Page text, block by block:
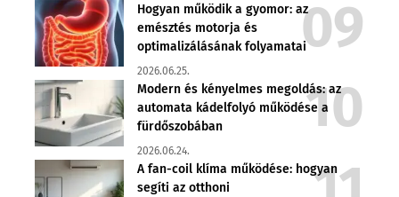
Hogyan működik a gyomor: az
emésztés motorja és
optimalizálásának folyamatai
2026.06.25.
Modern és kényelmes megoldás: az
automata kádelfolyó működése a
fürdőszobában
2026.06.24.
A fan-coil klíma működése: hogyan
segíti az otthoni